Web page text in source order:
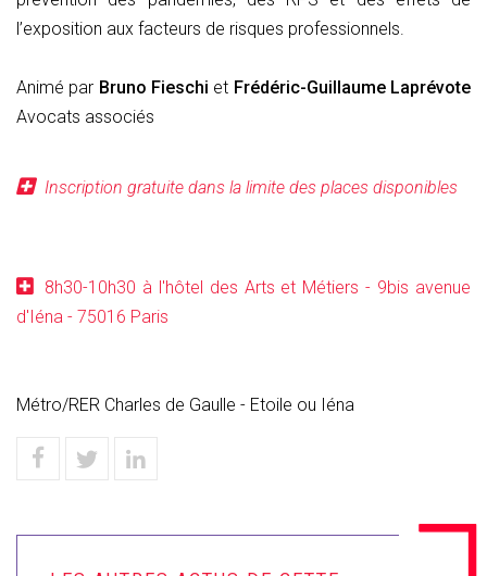
l’exposition aux facteurs de risques professionnels.
Animé par Bruno Fieschi et Frédéric-Guillaume Laprévote
Avocats associés
Inscription gratuite dans la limite des places disponibles
8h30-10h30 à l'hôtel des Arts et Métiers - 9bis avenue
d'Iéna - 75016 Paris
Métro/RER Charles de Gaulle - Etoile ou Iéna